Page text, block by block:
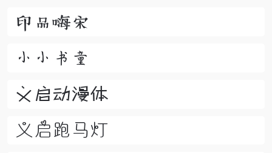
印品嗨宋
小小书童
义启动漫体
义启跑马灯